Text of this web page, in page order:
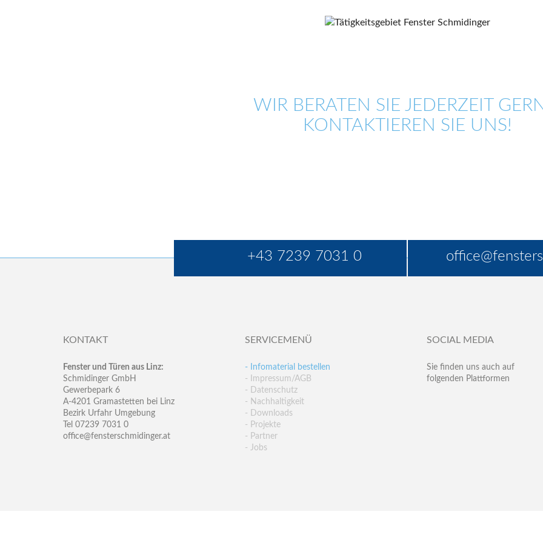
WIR BERATEN SIE JEDERZEIT
KONTAKTIEREN SIE UNS!
+43 7239 7031 0
KONTAKT
Fenster und Türen aus Linz:
Schmidinger GmbH
Gewerbepark 6
A-4201 Gramastetten bei Linz
Bezirk Urfahr Umgebung
Tel 07239 7031 0
office@fensterschmidinger.at
SERVICEMENÜ
- Infomaterial bestellen
- Impressum/AGB
- Datenschutz
- Nachhaltigkeit
- Downloads
- Projekte
- Partner
- Jobs
SOCIAL MEDIA
Sie finden uns auch auf
folgenden Plattformen